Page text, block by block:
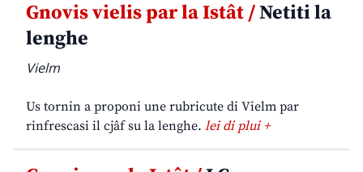
Gnovis vielis par la Istât /Netiti la
lenghe
Vielm
Us tornin a proponi une rubricute di Vielm par
rinfrescasi il cjâf su la lenghe. lei di plui +